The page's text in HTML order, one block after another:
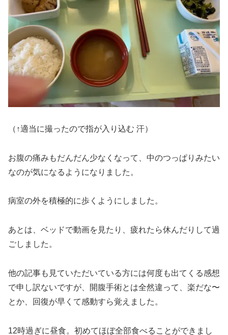
（↑適当に撮ったので指が入り込む 汗）
お腹の痛みもだんだん少なくなって、中のつっぱりみたい
なのが気になるようになりました。
病室の外を積極的に歩くようにしました。
あとは、ベッドで動画を見たり、疲れたら休んだりして過
ごしました。
他の記事も見ていただいている方には何度も出てくる感想
で申し訳ないですが、開腹手術とは全然違って、楽だな〜
とか、回復が早くて感動すら覚えました。
12時過ぎに昼食。初めてほぼ全部食べることができまし